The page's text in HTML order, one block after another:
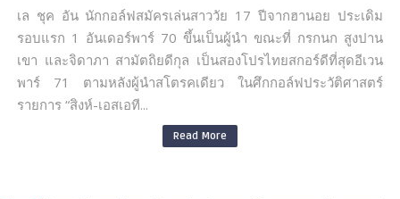
เล ชุค อัน นักกอล์ฟสมัครเล่นสาววัย 17 ปีจากฮานอย ประเดิม
รอบแรก 1 อันเดอร์พาร์ 70 ขึ้นเป็นผู้นำ ขณะที่ กรกนก สูงปาน
เขา และจิดาภา สามัตถิยดีกุล เป็นสองโปรไทยสกอร์ดีที่สุดอีเวน
พาร์ 71 ตามหลังผู้นำสโตรคเดียว ในศึกกอล์ฟประวัติศาสตร์
รายการ “สิงห์-เอสเอที...
Read More